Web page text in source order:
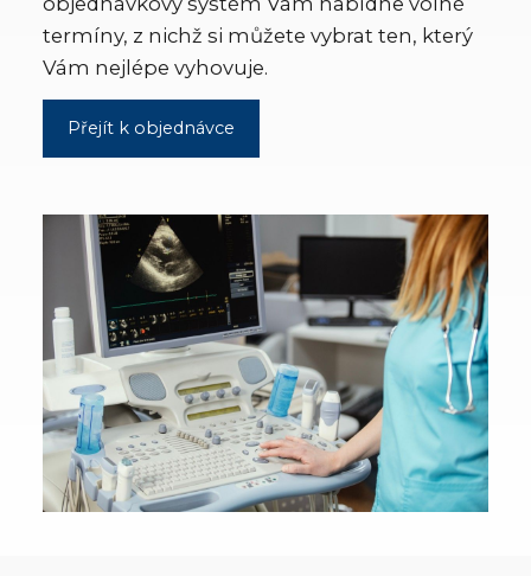
termíny, z nichž si můžete vybrat ten, který
Vám nejlépe vyhovuje.
Přejít k objednávce